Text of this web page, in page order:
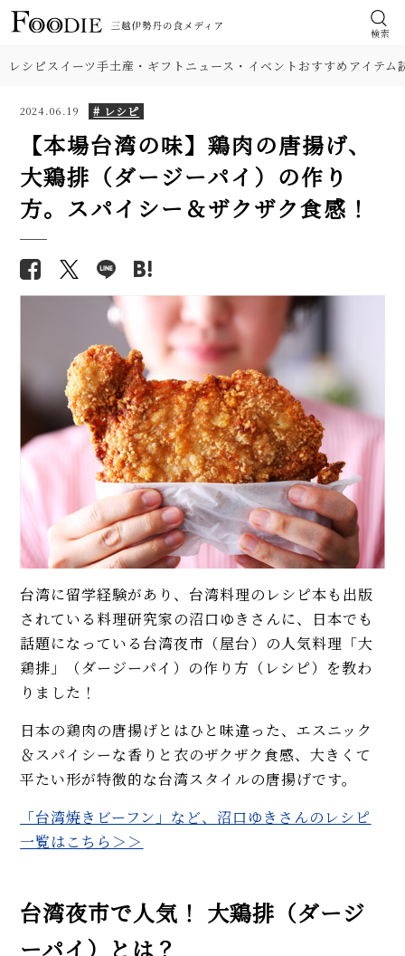
検索
レシピスイーツ手土産・ギフト ニュース・イベントおすすめアイテム
2024.06.19 # レシピ
【本場台湾の味】鶏肉の唐揚げ、
大鶏排（ダージーパイ）の作り
方。スパイシー＆ザクザク食感！
台湾に留学経験があり、台湾料理のレシピ本も出版
されている料理研究家の沼口ゆきさんに、日本でも
話題になっている台湾夜市（屋台）の人気料理「大
鶏排」（ダージーパイ）の作り方（レシピ）を教わ
りました！
日本の鶏肉の唐揚げとはひと味違った、エスニック
＆スパイシーな香りと衣のザクザク食感、大きくて
平たい形が特徴的な台湾スタイルの唐揚げです。
「台湾焼きビーフン」など、沼口ゆきさんのレシピ
一覧はこちら＞＞
台湾夜市で人気！ 大鶏排（ダージ
ーパイ）とは？
【人気】鶏ささみの簡単レシピ5
品。しょうゆ焼き、大葉チーズフ
くするコツも解説！
【簡単】こんにゃくレシピ4品。
甘辛味の煮物、炒め物、サラ
ダ、唐揚げ…アク抜き、栄養も解
説！
エリックサウス直伝「本格バタ
ーチキンカレー」人気レシピ。
甘さ控えめで米にも合う！
【簡単】冷めてもしっとり！ 鶏
そぼろレシピ。炒り卵との三色
丼や弁当にも人気です
【専門店が伝授】鶏もも肉とス
パイスで簡単！ タンドリーチキ
ンのレシピ。本格ソースも必見
【まとめ】簡単！ プロが教える
居酒屋つまみ人気レシピ。気軽
な家飲みパーティーにおすすめ
です
ピ。人気のおつまみ3品
【時短＆簡単】手羽先の唐揚げ
プロの人気レシピ。甘辛味、エ
スニック風の2品を紹介！
食感の煮物（鶏スープ）、炒め
方法も解説！
えびと蒸し鶏の「生春巻き」プ
ロのレシピ（タレ2種）。皮の巻
食材
肉
野菜
料理の種類
調理法
イベント・ピックアップ
【基本の塩分18%】手作り梅干
しのレシピ（作り方）。初めて
【プロが解説】らっきょうの漬
け方。「甘酢漬け」と「塩漬
け」2つのレシピ
【シェフ直伝】ジェノベーゼソ
ースのレシピ。意外なコツはオ
リーブ油を使わないこと!?
柚子胡椒（ゆずこしょう）の自
家製レシピ。市販品では味わえ
ないフレッシュさ！
【基本】とうもろこしのゆで
方。甘さを120%引き出すには、
水から皮付き＆時間をかけて加
熱が正解！
【初心者必見】干さない、シソ
不要！ 昔ながらの塩漬け梅干し
の簡単な作り方
MORE